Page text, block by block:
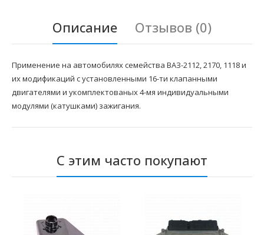
Описание Отзывов (0)
Применение на автомобилях семейства ВАЗ-2112, 2170, 1118 и
их модификаций с установленными 16-ти клапанными
двигателями и укомплектованых 4-мя индивидуальными
модулями (катушками) зажигания.
С этим часто покупают